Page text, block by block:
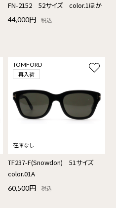
FN-2152 52サイズ color.1ほか
44,000円 税込
TOMFORD
再入荷
TF237-F(Snowdon) 51サイズ
color.01A
60,500円 税込